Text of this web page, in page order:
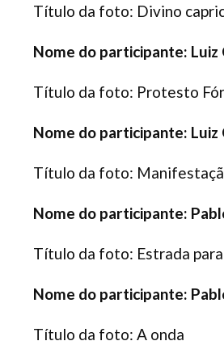
Título da foto: Divino
Nome do participante:
Título da foto: Protesto
Nome do participante:
Título da foto:
Nome do participante:
Título da foto: Estrada
Nome do participante:
Título da foto: A onda